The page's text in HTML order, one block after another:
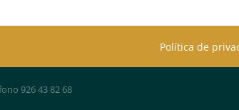
Política de
926 43 82 68